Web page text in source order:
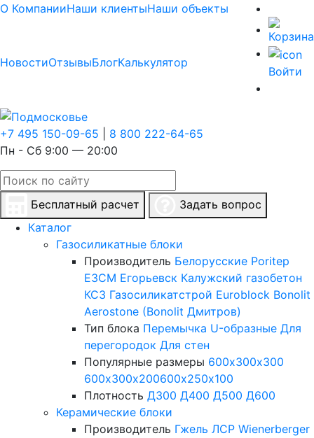
О КомпанииНаши клиентыНаши объекты
НовостиОтзывыБлогКалькулятор
Войти
+7 495 150-09-65
8 800 222-64-65
Пн - Сб 9:00 — 20:00
Бесплатный расчет
Задать вопрос
Каталог
Газосиликатные блоки
Производитель Белорусские Poritep
ЕЗСМ Егорьевск Калужский газобетон
КСЗ Газосиликатстрой Euroblock Bonolit
Aerostone (Bonolit Дмитров)
Тип блока Перемычка U-образные Для
перегородок Для стен
Популярные размеры 600х300х300
600х300х200600х250х100
Плотность Д300 Д400 Д500 Д600
Керамические блоки
Производитель Гжель ЛСР Wienerberger